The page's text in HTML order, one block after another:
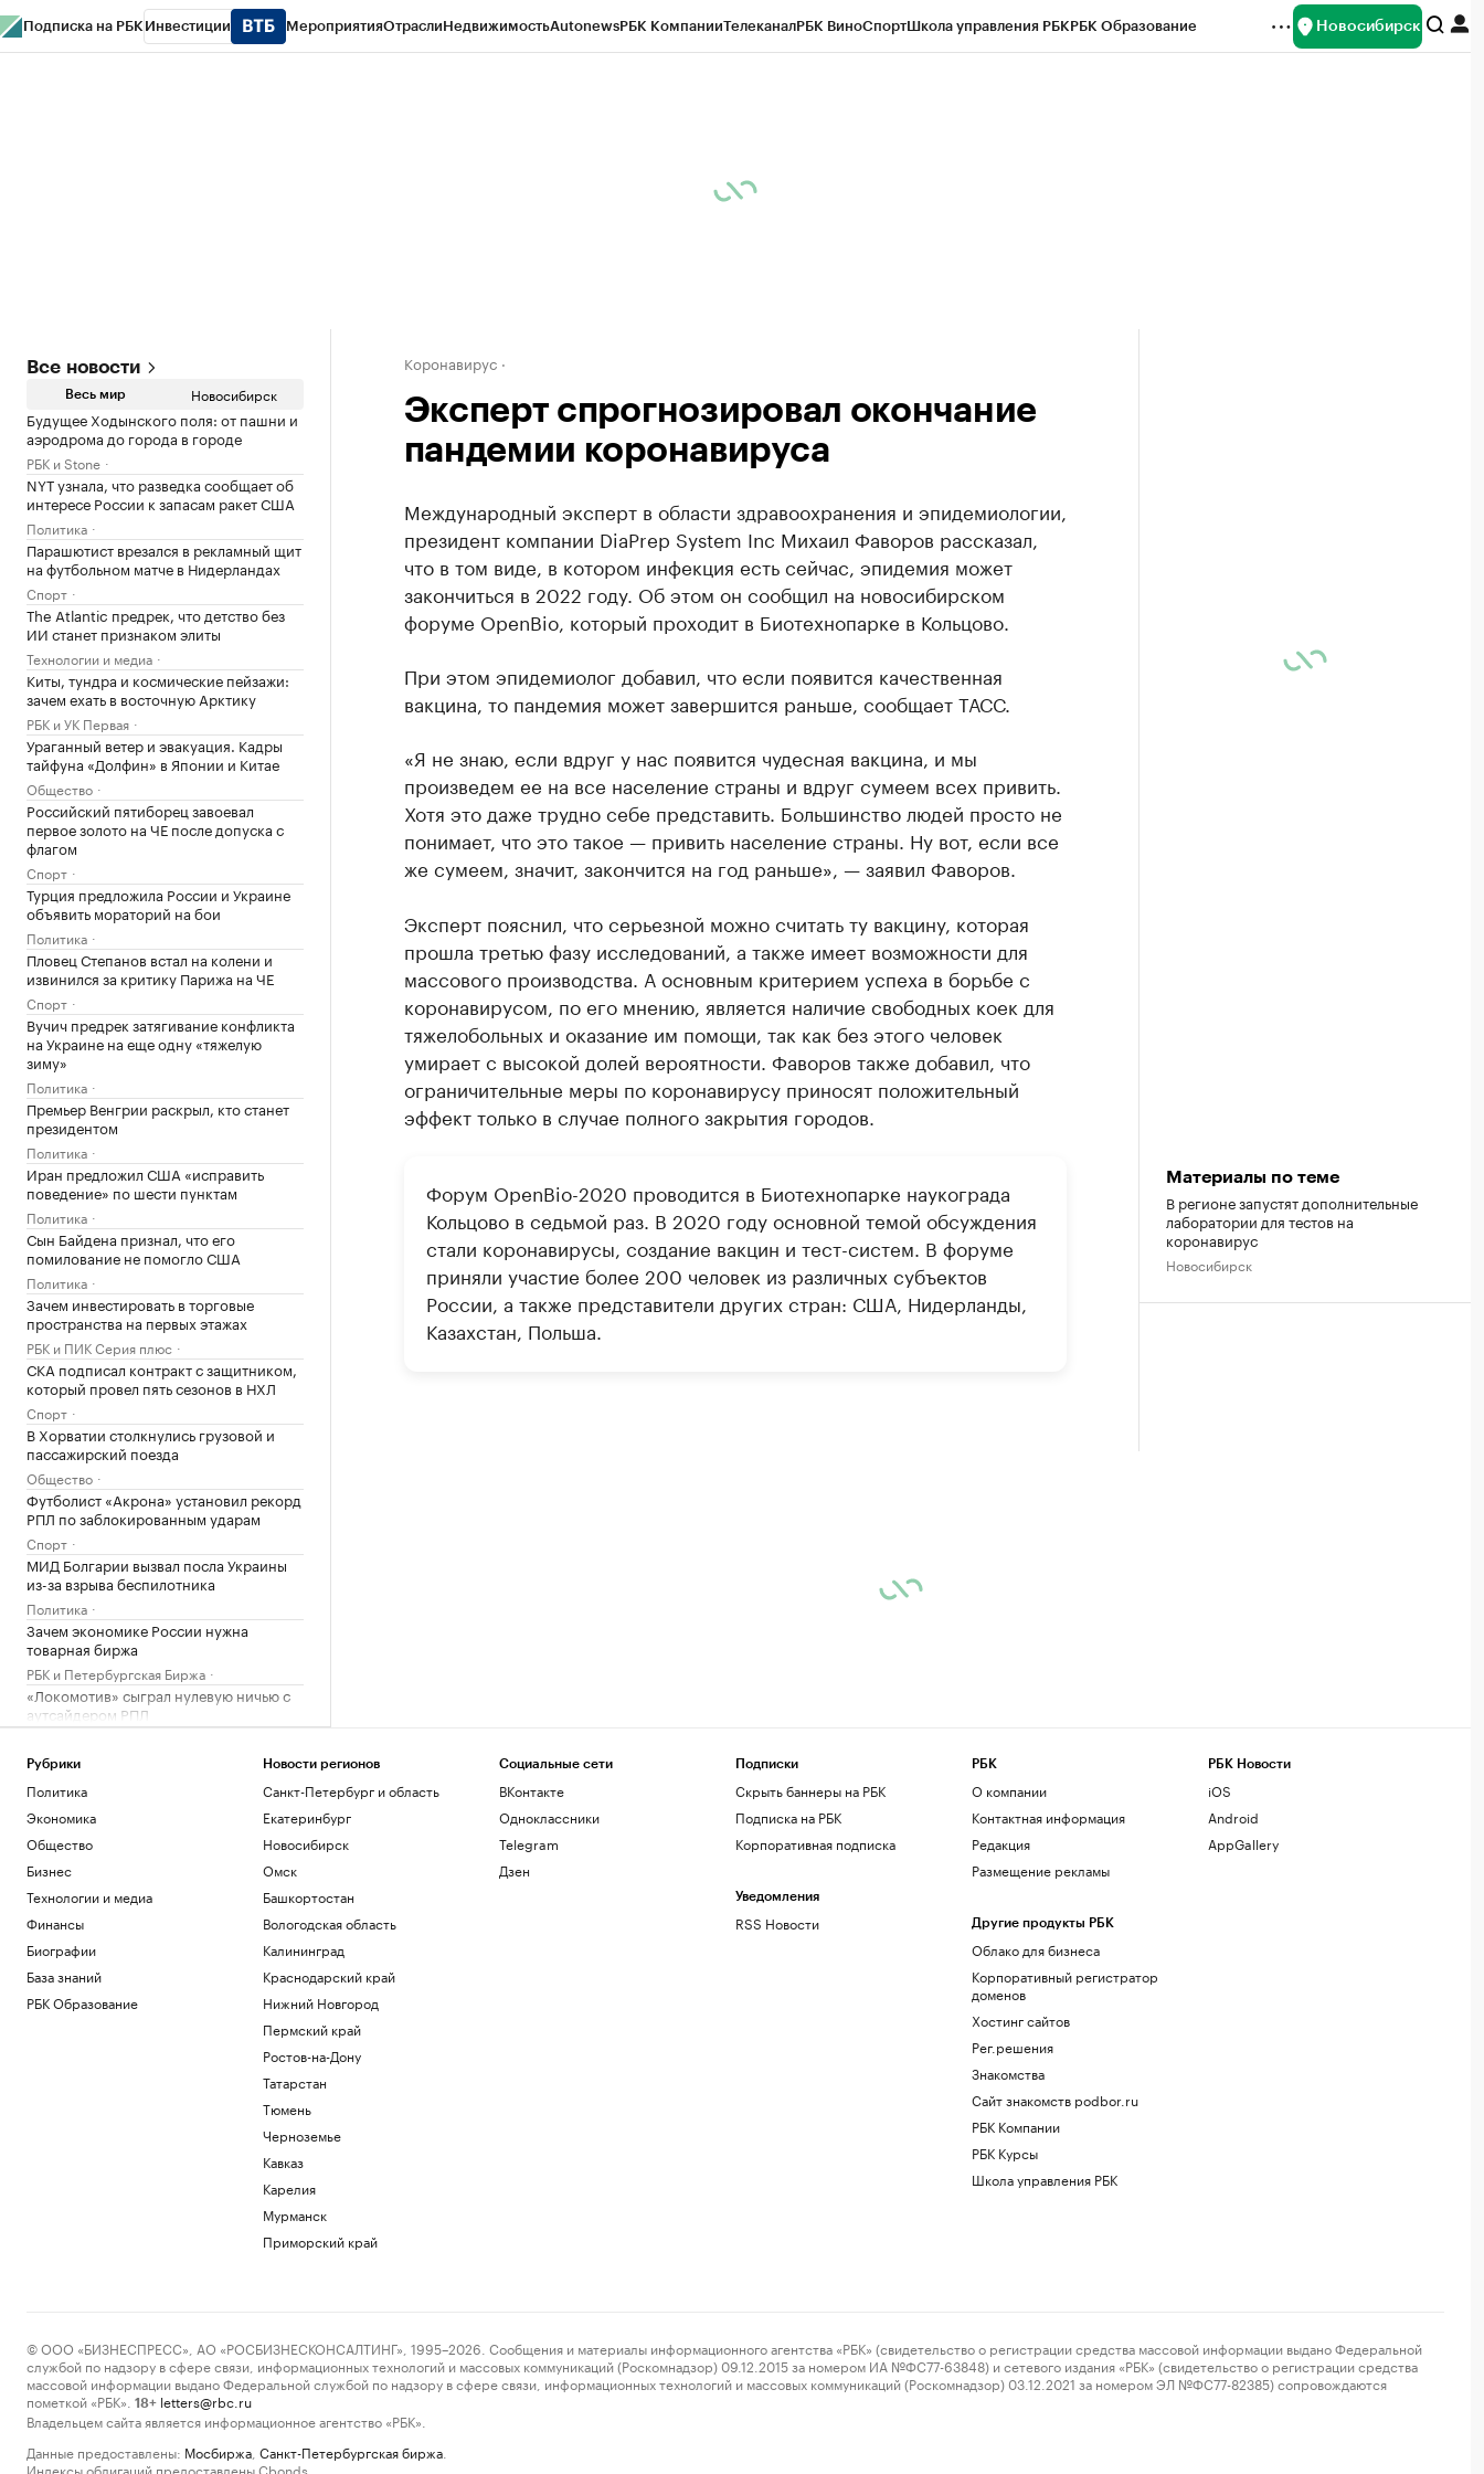
Подписка на РБК Инвестиции МероприятияОтраслиНедвижимостьAutonewsРБК КомпанииТелеканалРБК ВиноСпортШкола управления РБКРБК Образование Новосибирск
Все новости
Весь мир Новосибирск
Будущее Ходынского поля: от пашни и
аэродрома до города в городе
РБК и Stone
NYT узнала, что разведка сообщает об
интересе России к запасам ракет США
Политика
Парашютист врезался в рекламный щит
на футбольном матче в Нидерландах
Спорт
The Atlantic предрек, что детство без
ИИ станет признаком элиты
Технологии и медиа
Киты, тундра и космические пейзажи:
зачем ехать в восточную Арктику
РБК и УК Первая
Ураганный ветер и эвакуация. Кадры
тайфуна «Долфин» в Японии и Китае
Общество
Российский пятиборец завоевал
первое золото на ЧЕ после допуска с
флагом
Спорт
Турция предложила России и Украине
объявить мораторий на бои
Политика
Пловец Степанов встал на колени и
извинился за критику Парижа на ЧЕ
Спорт
Вучич предрек затягивание конфликта
на Украине на еще одну «тяжелую
зиму»
Политика
Премьер Венгрии раскрыл, кто станет
президентом
Политика
Иран предложил США «исправить
поведение» по шести пунктам
Политика
Сын Байдена признал, что его
помилование не помогло США
Политика
Зачем инвестировать в торговые
пространства на первых этажах
РБК и ПИК Серия плюс
СКА подписал контракт с защитником,
который провел пять сезонов в НХЛ
Спорт
В Хорватии столкнулись грузовой и
пассажирский поезда
Общество
Футболист «Акрона» установил рекорд
РПЛ по заблокированным ударам
Спорт
МИД Болгарии вызвал посла Украины
из-за взрыва беспилотника
Политика
Зачем экономике России нужна
товарная биржа
РБК и Петербургская Биржа
«Локомотив» сыграл нулевую ничью с
аутсайдером РПЛ
Коронавирус
Эксперт спрогнозировал окончание
пандемии коронавируса
Международный эксперт в области здравоохранения и эпидемиологии,
президент компании DiaPrep System Inc Михаил Фаворов рассказал,
что в том виде, в котором инфекция есть сейчас, эпидемия может
закончиться в 2022 году. Об этом он сообщил на новосибирском
форуме OpenBio, который проходит в Биотехнопарке в Кольцово.
При этом эпидемиолог добавил, что если появится качественная
вакцина, то пандемия может завершится раньше, сообщает ТАСС.
«Я не знаю, если вдруг у нас появится чудесная вакцина, и мы
произведем ее на все население страны и вдруг сумеем всех привить.
Хотя это даже трудно себе представить. Большинство людей просто не
понимает, что это такое — привить население страны. Ну вот, если все
же сумеем, значит, закончится на год раньше», — заявил Фаворов.
Эксперт пояснил, что серьезной можно считать ту вакцину, которая
прошла третью фазу исследований, а также имеет возможности для
массового производства. А основным критерием успеха в борьбе с
коронавирусом, по его мнению, является наличие свободных коек для
тяжелобольных и оказание им помощи, так как без этого человек
умирает с высокой долей вероятности. Фаворов также добавил, что
ограничительные меры по коронавирусу приносят положительный
эффект только в случае полного закрытия городов.
Форум OpenBio-2020 проводится в Биотехнопарке наукограда
Кольцово в седьмой раз. В 2020 году основной темой обсуждения
стали коронавирусы, создание вакцин и тест-систем. В форуме
приняли участие более 200 человек из различных субъектов
России, а также представители других стран: США, Нидерланды,
Казахстан, Польша.
Материалы по теме
В регионе запустят дополнительные
лаборатории для тестов на
коронавирус
Новосибирск
Рубрики
Политика
Экономика
Общество
Бизнес
Технологии и медиа
Финансы
Биографии
База знаний
РБК Образование
Новости регионов
Санкт-Петербург и область
Екатеринбург
Новосибирск
Омск
Башкортостан
Вологодская область
Калининград
Краснодарский край
Нижний Новгород
Пермский край
Ростов-на-Дону
Татарстан
Тюмень
Черноземье
Кавказ
Карелия
Мурманск
Приморский край
Социальные сети
ВКонтакте
Одноклассники
Telegram
Дзен
Подписки
Скрыть баннеры на РБК
Подписка на РБК
Корпоративная подписка
Уведомления
RSS Новости
РБК
О компании
Контактная информация
Редакция
Размещение рекламы
Другие продукты РБК
Облако для бизнеса
Корпоративный регистратор
доменов
Хостинг сайтов
Рег.решения
Знакомства
Сайт знакомств podbor.ru
РБК Компании
РБК Курсы
Школа управления РБК
РБК Новости
iOS
Android
AppGallery
© ООО «БИЗНЕСПРЕСС», АО «РОСБИЗНЕСКОНСАЛТИНГ», 1995–2026. Сообщения и материалы информационного агентства «РБК» (свидетельство о регистрации средства массовой информации выдано Федеральной
службой по надзору в сфере связи, информационных технологий и массовых коммуникаций (Роскомнадзор) 09.12.2015 за номером ИА №ФС77-63848) и сетевого издания «РБК» (свидетельство о регистрации средства
массовой информации выдано Федеральной службой по надзору в сфере связи, информационных технологий и массовых коммуникаций (Роскомнадзор) 03.12.2021 за номером ЭЛ №ФС77-82385) сопровождаются
пометкой «РБК».
18+ letters@rbc.ru
Владельцем сайта является информационное агентство «РБК».
Данные предоставлены: Мосбиржа Санкт-Петербургская биржа
Индексы облигаций предоставлены Cbonds.